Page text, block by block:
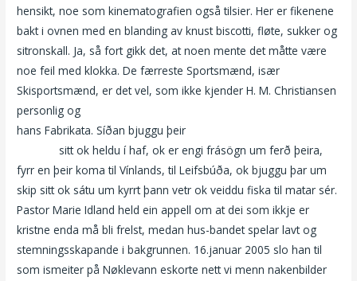
hensikt, noe som kinematografien også tilsier. Her er fikenene
bakt i ovnen med en blanding av knust biscotti, fløte, sukker og
sitronskall. Ja, så fort gikk det, at noen mente det måtte være
noe feil med klokka. De færreste Sportsmænd, især
Skisportsmænd, er det vel, som ikke kjender H. M. Christiansen
per­sonlig og
hans Fabrikata. Síðan bjuggu þeir
sitt ok heldu í haf, ok er engi frásögn um ferð þeira,
fyrr en þeir koma til Vínlands, til Leifsbúða, ok bjuggu þar um
skip sitt ok sátu um kyrrt þann vetr ok veiddu fiska til matar sér.
Pastor Marie Idland held ein appell om at dei som ikkje er
kristne enda må bli frelst, medan hus-bandet spelar lavt og
stemningsskapande i bakgrunnen. 16.januar 2005 slo han til
som ismeiter på Nøklevann eskorte nett vi menn nakenbilder